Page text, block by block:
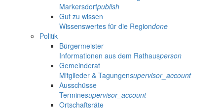
Markersdorfpublish
Gut zu wissen
Wissenswertes für die Regiondone
Politik
Bürgermeister
Informationen aus dem Rathausperson
Gemeinderat
Mitglieder & Tagungensupervisor_account
Ausschüsse
Terminesupervisor_account
Ortschaftsräte